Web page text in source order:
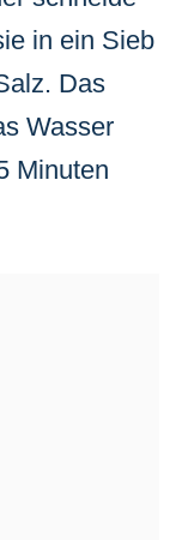
in ein Sieb
Das
Wasser
Minuten